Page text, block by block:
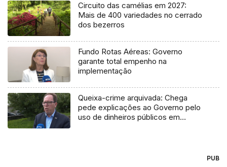
Circuito das camélias em 2027:
Mais de 400 variedades no cerrado
dos bezerros
Fundo Rotas Aéreas: Governo
garante total empenho na
implementação
Queixa-crime arquivada: Chega
pede explicações ao Governo pelo
uso de dinheiros públicos em
PUB